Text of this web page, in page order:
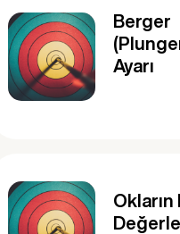
Berger
Ayarı
Okların